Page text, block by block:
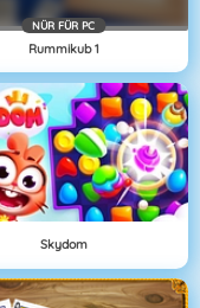
NÜR FÜR PC
Rummikub 1
Skydom